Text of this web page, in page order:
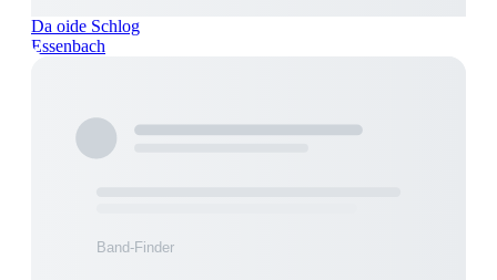
Da oide Schlog
Essenbach